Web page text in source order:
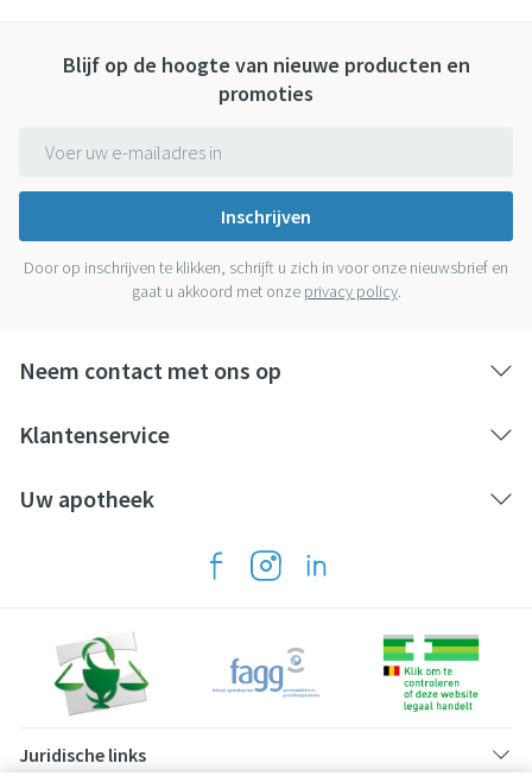
Blijf op de hoogte van nieuwe producten en
promoties
Inschrijven
Door op inschrijven te klikken, schrijft u zich in voor onze nieuwsbrief en
gaat u akkoord met onze privacy policy.
Neem contact met ons op
Klantenservice
Uw apotheek
Juridische links